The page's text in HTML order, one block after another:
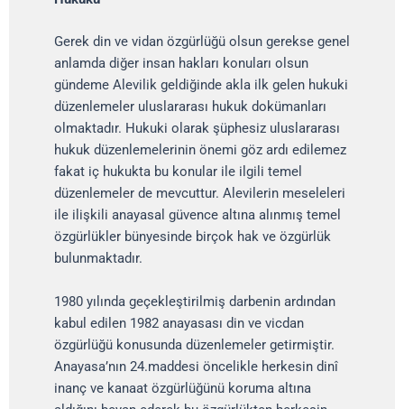
Gerek din ve vidan özgürlüğü olsun gerekse genel
anlamda diğer insan hakları konuları olsun
gündeme Alevilik geldiğinde akla ilk gelen hukuki
düzenlemeler uluslararası hukuk dokümanları
olmaktadır. Hukuki olarak şüphesiz uluslararası
hukuk düzenlemelerinin önemi göz ardı edilemez
fakat iç hukukta bu konular ile ilgili temel
düzenlemeler de mevcuttur. Alevilerin meseleleri
ile ilişkili anayasal güvence altına alınmış temel
özgürlükler bünyesinde birçok hak ve özgürlük
bulunmaktadır.
1980 yılında geçekleştirilmiş darbenin ardından
kabul edilen 1982 anayasası din ve vicdan
özgürlüğü konusunda düzenlemeler getirmiştir.
Anayasa’nın 24.maddesi öncelikle herkesin dinî
inanç ve kanaat özgürlüğünü koruma altına